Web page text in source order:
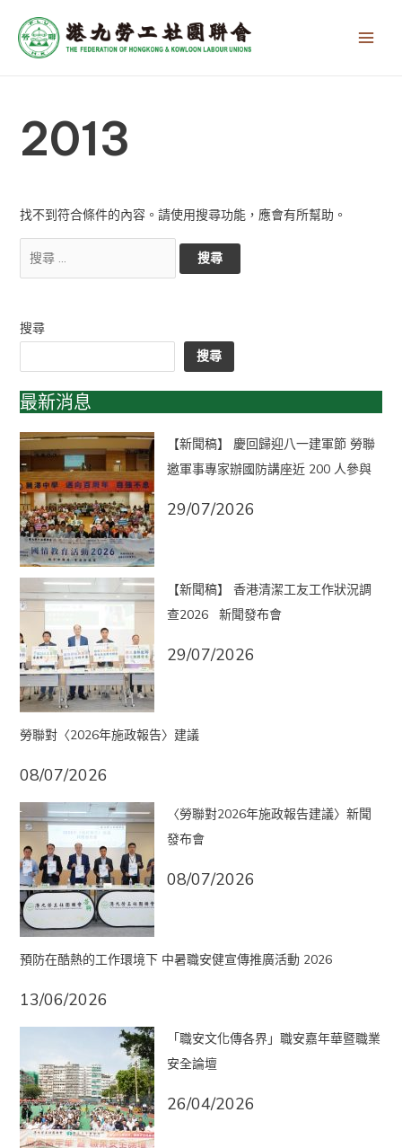
2013
找不到符合條件的內容。請使用搜尋功能，應會有所幫助。
尋
關
搜尋
搜尋
最新消息
【新聞稿】 慶回歸迎八一建軍節 勞聯
邀軍事專家辦國防講座近 200 人參與
29/07/2026
【新聞稿】 香港清潔工友工作狀況調
查2026 新聞發布會
29/07/2026
勞聯對〈2026年施政報告〉建議
08/07/2026
〈勞聯對2026年施政報告建議〉新聞
發布會
08/07/2026
預防在酷熱的工作環境下 中暑職安健宣傳推廣活動 2026
13/06/2026
「職安文化傳各界」職安嘉年華暨職業
安全論壇
26/04/2026